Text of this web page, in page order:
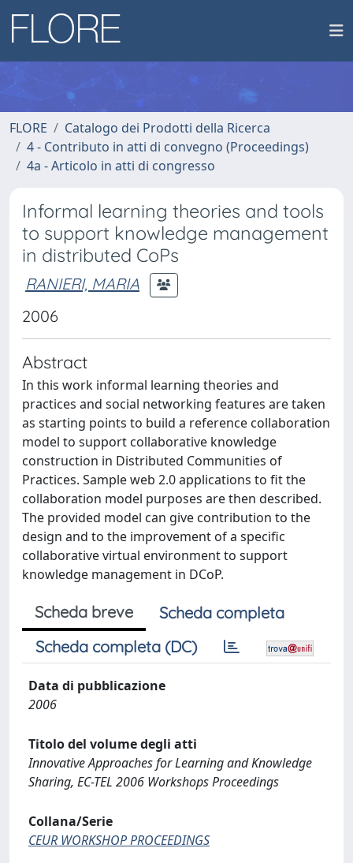
FLORE
Catalogo dei Prodotti della Ricerca
4 - Contributo in atti di convegno (Proceedings)
4a - Articolo in atti di congresso
Informal learning theories and tools
to support knowledge management
in distributed CoPs
RANIERI, MARIA
2006
Abstract
In this work informal learning theories and
practices and social networking features are taken
as starting points to build a reference collaboration
model to support collaborative knowledge
construction in Distributed Communities of
Practices. Sample web 2.0 applications to fit the
collaboration model purposes are then described.
The provided model can give contribution to the
design and to the improvement of a specific
collaborative virtual environment to support
knowledge management in DCoP.
Scheda breve
Scheda completa
Scheda completa (DC)
Data di pubblicazione
2006
Titolo del volume degli atti
Innovative Approaches for Learning and Knowledge
Sharing, EC-TEL 2006 Workshops Proceedings
Collana/Serie
CEUR WORKSHOP PROCEEDINGS